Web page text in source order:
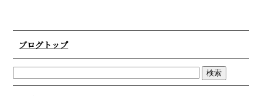
ブログトップ